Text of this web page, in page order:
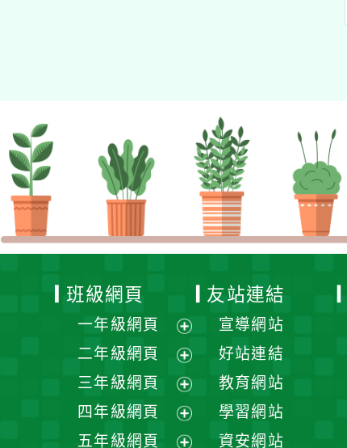
班級網頁
一年級網頁
展
選
單
二年級網頁
展
選
三年級網頁
展
四年級網頁
展
五年級網頁
友站連結
宣導網站
好站連結
教育網站
學習網站
資安網站